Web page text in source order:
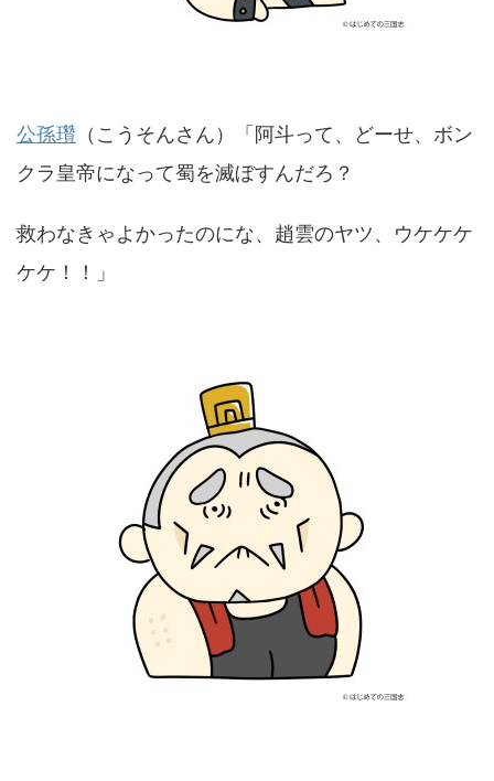
公孫瓚 （こうそんさん）「阿斗って、どーせ、ボン
クラ皇帝になって蜀を滅ぼすんだろ？
救わなきゃよかったのにな、趙雲のヤツ、ウケケケ
ケケ！！」